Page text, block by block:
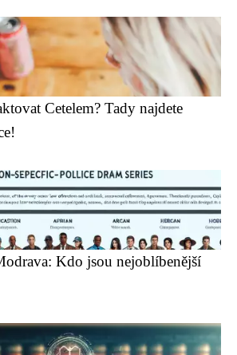
Cetelem? Tady najdete
Kdo jsou nejoblíbenější